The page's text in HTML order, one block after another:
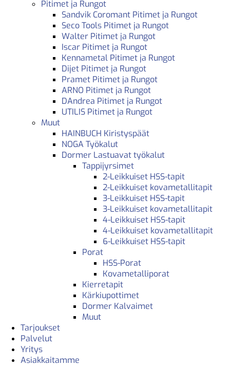
Pitimet ja Rungot
Sandvik Coromant Pitimet ja Rungot
Seco Tools Pitimet ja Rungot
Walter Pitimet ja Rungot
Iscar Pitimet ja Rungot
Kennametal Pitimet ja Rungot
Dijet Pitimet ja Rungot
Pramet Pitimet ja Rungot
ARNO Pitimet ja Rungot
DAndrea Pitimet ja Rungot
UTILIS Pitimet ja Rungot
Muut
HAINBUCH Kiristyspäät
NOGA Työkalut
Dormer Lastuavat työkalut
Tappijyrsimet
2-Leikkuiset HSS-tapit
2-Leikkuiset kovametallitapit
3-Leikkuiset HSS-tapit
3-Leikkuiset kovametallitapit
4-Leikkuiset HSS-tapit
4-Leikkuiset kovametallitapit
6-Leikkuiset HSS-tapit
Porat
HSS-Porat
Kovametalliporat
Kierretapit
Kärkiupottimet
Dormer Kalvaimet
Muut
Tarjoukset
Palvelut
Yritys
Asiakkaitamme